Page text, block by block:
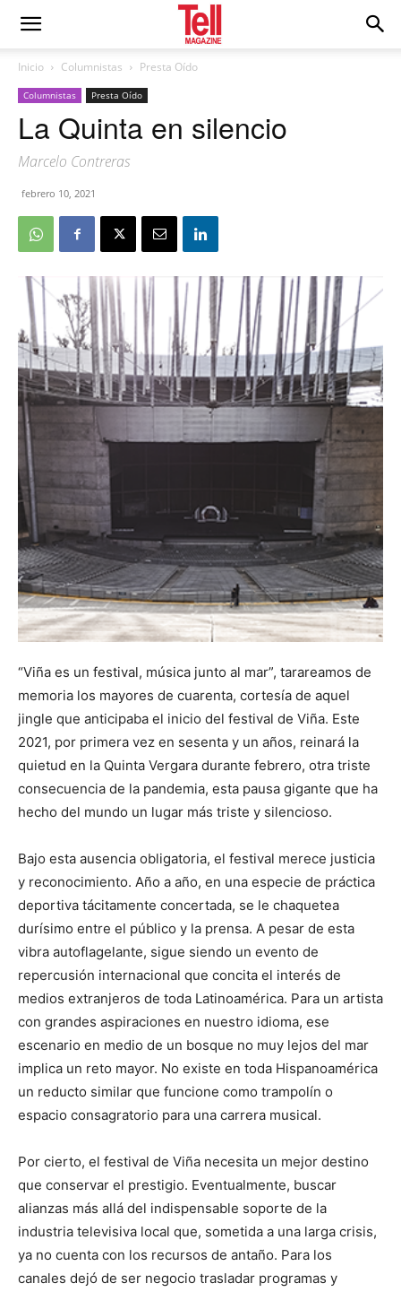
Inicio Columnistas Presta Oído
Columnistas Presta Oído
La Quinta en silencio
Marcelo Contreras
febrero 10, 2021
“Viña es un festival, música junto al mar”, tarareamos de
memoria los mayores de cuarenta, cortesía de aquel
jingle que anticipaba el inicio del festival de Viña. Este
2021, por primera vez en sesenta y un años, reinará la
quietud en la Quinta Vergara durante febrero, otra triste
consecuencia de la pandemia, esta pausa gigante que ha
hecho del mundo un lugar más triste y silencioso.
Bajo esta ausencia obligatoria, el festival merece justicia
y reconocimiento. Año a año, en una especie de práctica
deportiva tácitamente concertada, se le chaquetea
durísimo entre el público y la prensa. A pesar de esta
vibra autoflagelante, sigue siendo un evento de
repercusión internacional que concita el interés de
medios extranjeros de toda Latinoamérica. Para un artista
con grandes aspiraciones en nuestro idioma, ese
escenario en medio de un bosque no muy lejos del mar
implica un reto mayor. No existe en toda Hispanoamérica
un reducto similar que funcione como trampolín o
espacio consagratorio para una carrera musical.
Por cierto, el festival de Viña necesita un mejor destino
que conservar el prestigio. Eventualmente, buscar
alianzas más allá del indispensable soporte de la
industria televisiva local que, sometida a una larga crisis,
ya no cuenta con los recursos de antaño. Para los
canales dejó de ser negocio trasladar programas y